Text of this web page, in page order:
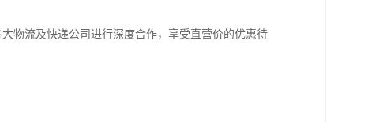
物流及快递公司进行深度合作，享受直营价的优惠待